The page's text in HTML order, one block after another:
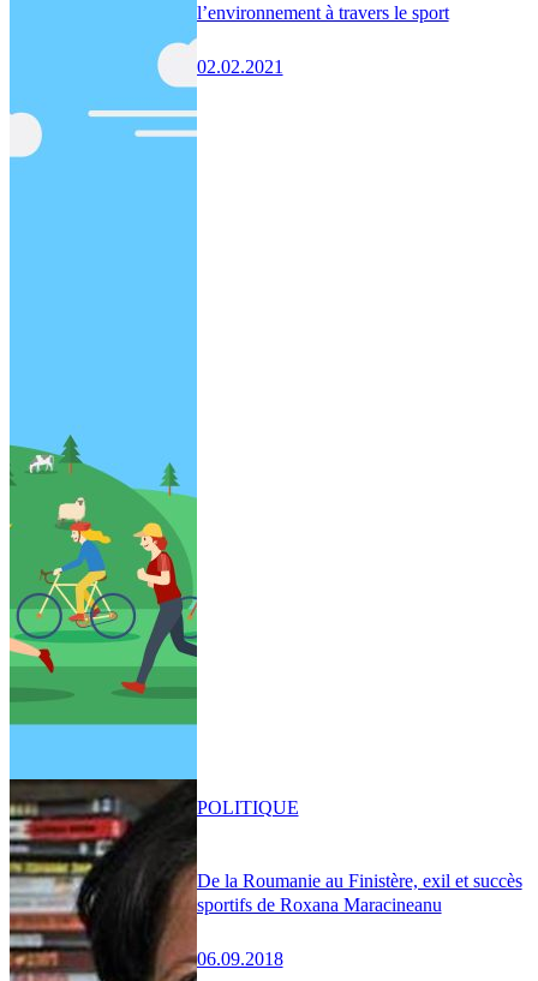
l’environnement à travers le sport
02.02.2021
De la Roumanie au Finistère, exil et succès
sportifs de Roxana Maracineanu
06.09.2018
POLITIQUE